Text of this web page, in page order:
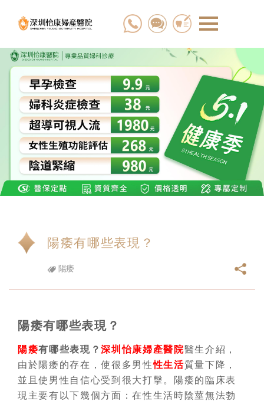
陽痿有哪些表現？
陽痿
陽痿有哪些表現？
陽痿有哪些表現？深圳怡康婦產醫院醫生介紹，
由於陽痿的存在，使很多男性性生活質量下降，
並且使男性自信心受到很大打擊。陽痿的臨床表
現主要有以下幾個方面：在性生活時陰莖無法勃